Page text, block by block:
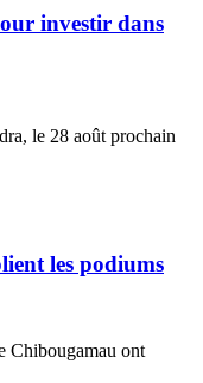
investir dans
le 28 août prochain
les podiums
Chibougamau ont